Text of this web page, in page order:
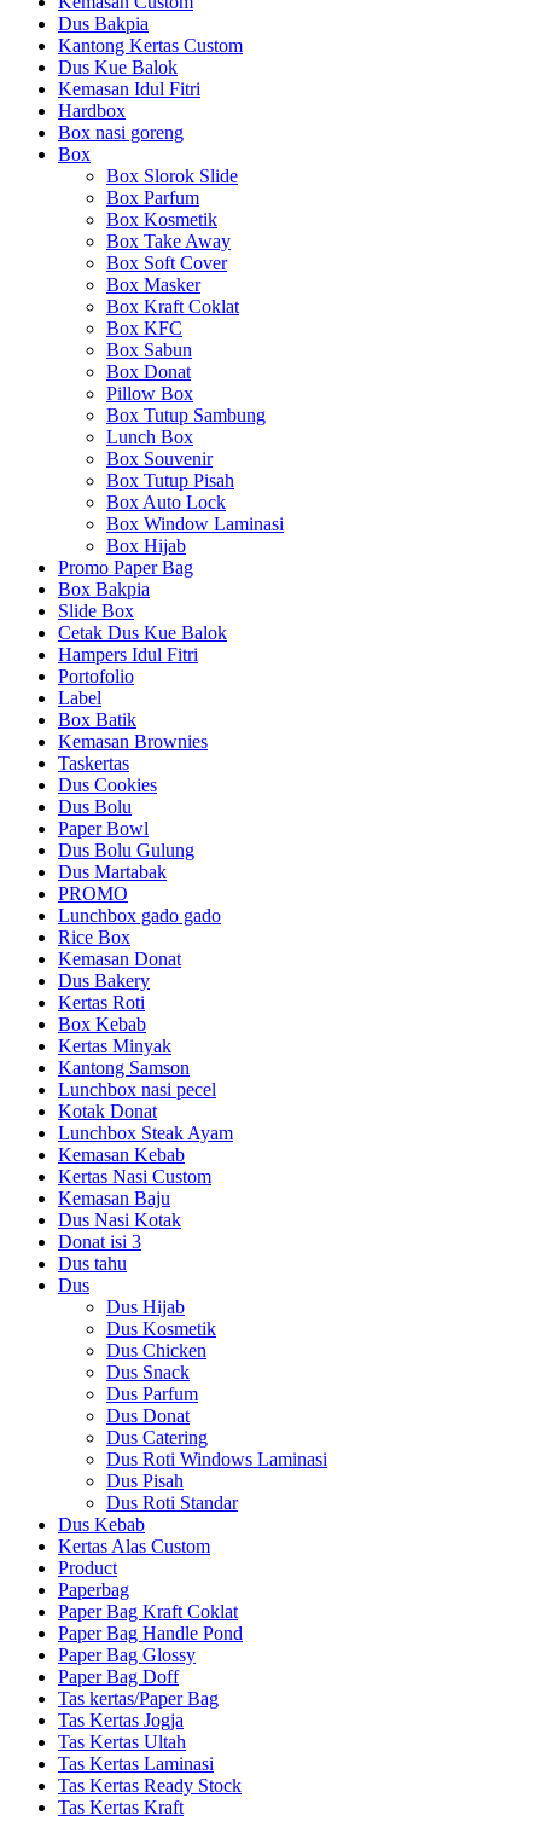
Dus Bakpia
Kantong Kertas Custom
Dus Kue Balok
Kemasan Idul Fitri
Hardbox
Box nasi goreng
Box
Box Slorok Slide
Box Parfum
Box Kosmetik
Box Take Away
Box Soft Cover
Box Masker
Box Kraft Coklat
Box KFC
Box Sabun
Box Donat
Pillow Box
Box Tutup Sambung
Lunch Box
Box Souvenir
Box Tutup Pisah
Box Auto Lock
Box Window Laminasi
Box Hijab
Promo Paper Bag
Box Bakpia
Slide Box
Cetak Dus Kue Balok
Hampers Idul Fitri
Portofolio
Label
Box Batik
Kemasan Brownies
Taskertas
Dus Cookies
Dus Bolu
Paper Bowl
Dus Bolu Gulung
Dus Martabak
PROMO
Lunchbox gado gado
Rice Box
Kemasan Donat
Dus Bakery
Kertas Roti
Box Kebab
Kertas Minyak
Kantong Samson
Lunchbox nasi pecel
Kotak Donat
Lunchbox Steak Ayam
Kemasan Kebab
Kertas Nasi Custom
Kemasan Baju
Dus Nasi Kotak
Donat isi 3
Dus tahu
Dus
Dus Hijab
Dus Kosmetik
Dus Chicken
Dus Snack
Dus Parfum
Dus Donat
Dus Catering
Dus Roti Windows Laminasi
Dus Pisah
Dus Roti Standar
Dus Kebab
Kertas Alas Custom
Product
Paperbag
Paper Bag Kraft Coklat
Paper Bag Handle Pond
Paper Bag Glossy
Paper Bag Doff
Tas kertas/Paper Bag
Tas Kertas Jogja
Tas Kertas Ultah
Tas Kertas Laminasi
Tas Kertas Ready Stock
Tas Kertas Kraft